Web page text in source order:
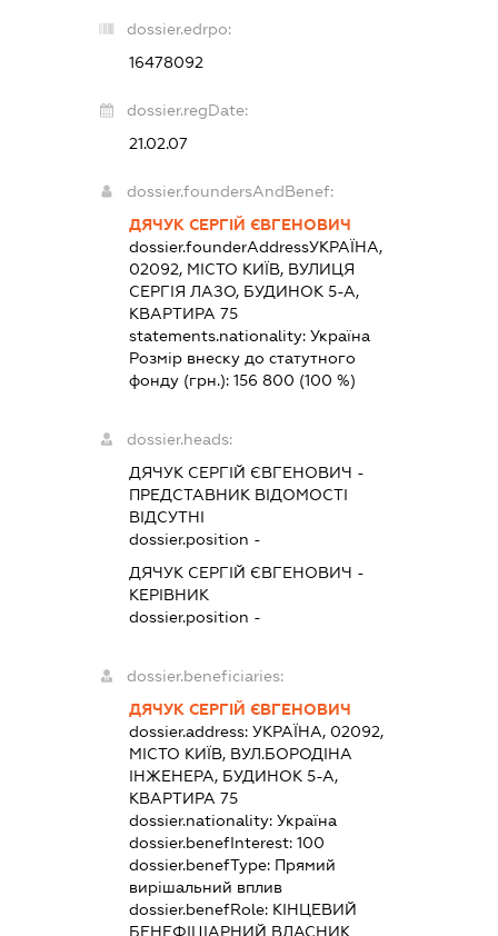
dossier.edrpo:
16478092
dossier.regDate:
21.02.07
dossier.foundersAndBenef:
ДЯЧУК СЕРГІЙ ЄВГЕНОВИЧ
dossier.founderAddressУКРАЇНА,
02092, МІСТО КИЇВ, ВУЛИЦЯ
СЕРГІЯ ЛАЗО, БУДИНОК 5-А,
КВАРТИРА 75
statements.nationality:Україна
Розмір внеску до статутного
фонду (грн.):156 800 (100 %)
dossier.heads:
ДЯЧУК СЕРГІЙ ЄВГЕНОВИЧ -
ПРЕДСТАВНИК ВІДОМОСТІ
ВІДСУТНІ
dossier.position -
ДЯЧУК СЕРГІЙ ЄВГЕНОВИЧ -
КЕРІВНИК
dossier.position -
dossier.beneficiaries:
ДЯЧУК СЕРГІЙ ЄВГЕНОВИЧ
dossier.address:УКРАЇНА, 02092,
МІСТО КИЇВ, ВУЛ.БОРОДІНА
ІНЖЕНЕРА, БУДИНОК 5-А,
КВАРТИРА 75
dossier.nationality:Україна
dossier.benefInterest:100
dossier.benefType: Прямий
вирішальний вплив
dossier.benefRole: КІНЦЕВИЙ
БЕНЕФІЦІАРНИЙ ВЛАСНИК